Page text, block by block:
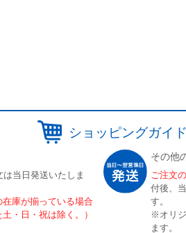
ショッピングガイ
当日発送いたしま
在庫が揃っている場合
・日・祝は除く。）
その他
ご注文
付後、
す。
※オリ
ます。